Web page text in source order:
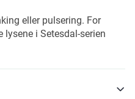
eller pulsering. For
i Setesdal-serien